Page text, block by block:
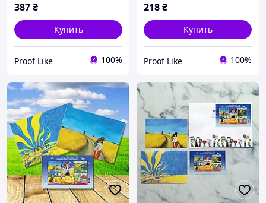
387₴
Купить
Proof Like 100%
218₴
Купить
Proof Like 100%